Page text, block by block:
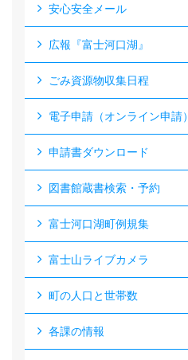
安心安全メール
広報『富士河口湖』
ごみ資源物収集日程
電子申請（オンライン申請）
申請書ダウンロード
図書館蔵書検索・予約
富士河口湖町例規集
富士山ライブカメラ
町の人口と世帯数
各課の情報